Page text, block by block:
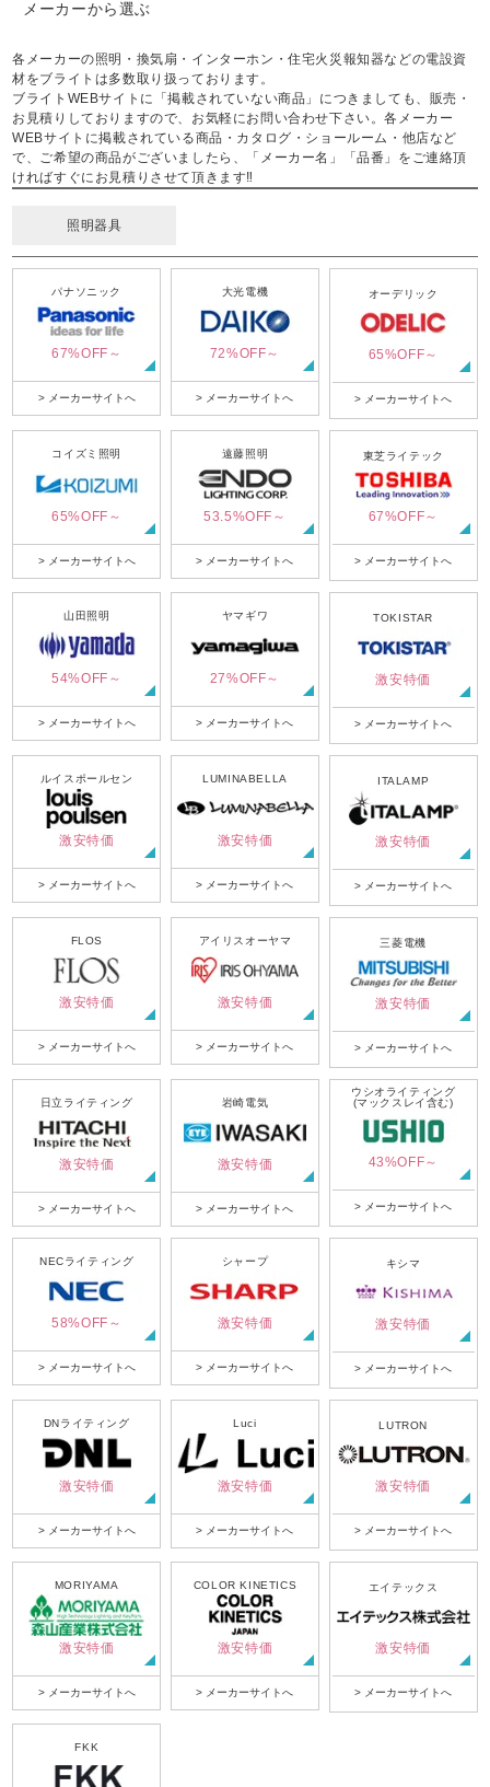
メーカーから選ぶ
各メーカーの照明・換気扇・インターホン・住宅火災報知器などの電設資
材をブライトは多数取り扱っております。
ブライトWEBサイトに「掲載されていない商品」につきましても、販売・
お見積りしておりますので、お気軽にお問い合わせ下さい。各メーカー
WEBサイトに掲載されている商品・カタログ・ショールーム・他店など
で、ご希望の商品がございましたら、「メーカー名」「品番」をご連絡頂
ければすぐにお見積りさせて頂きます‼
照明器具
パナソニック
67%OFF～
> メーカーサイトへ
大光電機
72%OFF～
> メーカーサイトへ
オーデリック
65%OFF～
> メーカーサイトへ
コイズミ照明
65%OFF～
> メーカーサイトへ
遠藤照明
53.5%OFF～
> メーカーサイトへ
東芝ライテック
67%OFF～
> メーカーサイトへ
山田照明
54%OFF～
> メーカーサイトへ
ヤマギワ
27%OFF～
> メーカーサイトへ
TOKISTAR
激安特価
> メーカーサイトへ
ルイスポールセン
激安特価
> メーカーサイトへ
LUMINABELLA
激安特価
> メーカーサイトへ
ITALAMP
激安特価
> メーカーサイトへ
FLOS
激安特価
> メーカーサイトへ
アイリスオーヤマ
激安特価
> メーカーサイトへ
三菱電機
激安特価
> メーカーサイトへ
日立ライティング
激安特価
> メーカーサイトへ
岩崎電気
激安特価
> メーカーサイトへ
ウシオライティング
(マックスレイ含む)
43%OFF～
> メーカーサイトへ
NECライティング
58%OFF～
> メーカーサイトへ
シャープ
激安特価
> メーカーサイトへ
キシマ
激安特価
> メーカーサイトへ
DNライティング
激安特価
> メーカーサイトへ
Luci
激安特価
> メーカーサイトへ
LUTRON
激安特価
> メーカーサイトへ
MORIYAMA
激安特価
> メーカーサイトへ
COLOR KINETICS
激安特価
> メーカーサイトへ
エイテックス
激安特価
> メーカーサイトへ
FKK